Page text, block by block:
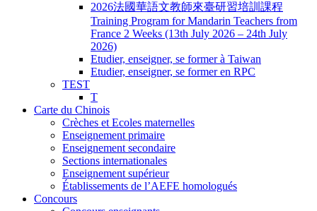
2026法國華語文教師來臺研習培訓課程
Training Program for Mandarin Teachers from
France 2 Weeks (13th July 2026 – 24th July
2026)
Etudier, enseigner, se former à Taiwan
Etudier, enseigner, se former en RPC
TEST
T
Carte du Chinois
Crèches et Ecoles maternelles
Enseignement primaire
Enseignement secondaire
Sections internationales
Enseignement supérieur
Établissements de l’AEFE homologués
Concours